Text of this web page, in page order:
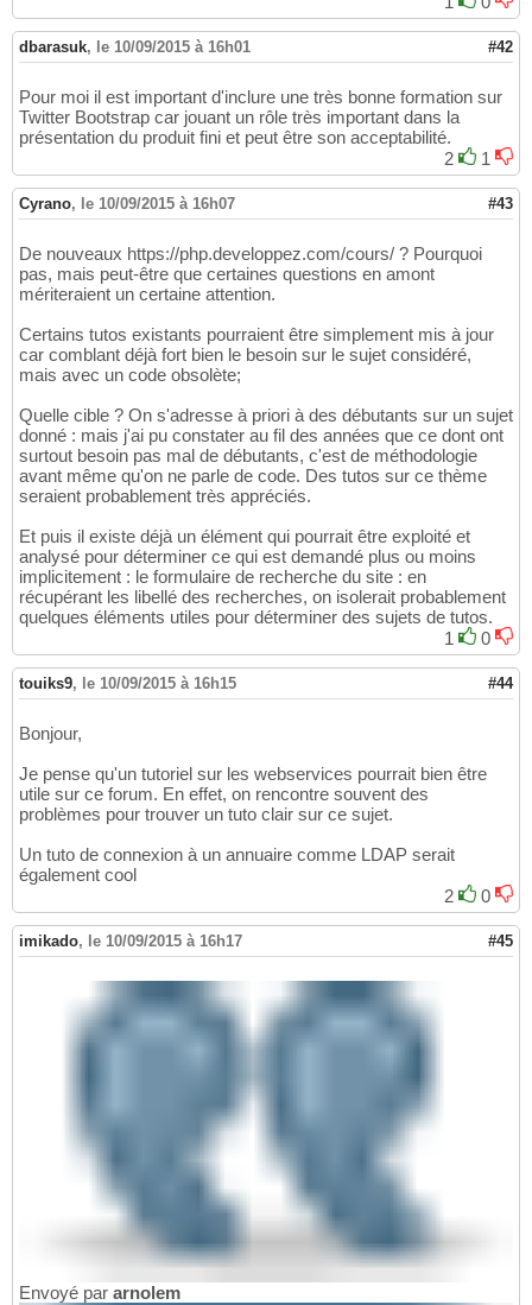
dbarasuk, le 10/09/2015 à 16h01 #42
Pour moi il est important d'inclure une très bonne formation sur
Twitter Bootstrap car jouant un rôle très important dans la
présentation du produit fini et peut être son acceptabilité.
2
1
Cyrano, le 10/09/2015 à 16h07 #43
De nouveaux https://php.developpez.com/cours/ ? Pourquoi
pas, mais peut-être que certaines questions en amont
mériteraient un certaine attention.
Certains tutos existants pourraient être simplement mis à jour
car comblant déjà fort bien le besoin sur le sujet considéré,
mais avec un code obsolète;
Quelle cible ? On s'adresse à priori à des débutants sur un sujet
donné : mais j'ai pu constater au fil des années que ce dont ont
surtout besoin pas mal de débutants, c'est de méthodologie
avant même qu'on ne parle de code. Des tutos sur ce thème
seraient probablement très appréciés.
Et puis il existe déjà un élément qui pourrait être exploité et
analysé pour déterminer ce qui est demandé plus ou moins
implicitement : le formulaire de recherche du site : en
récupérant les libellé des recherches, on isolerait probablement
quelques éléments utiles pour déterminer des sujets de tutos.
1
0
touiks9, le 10/09/2015 à 16h15 #44
Bonjour,
Je pense qu'un tutoriel sur les webservices pourrait bien être
utile sur ce forum. En effet, on rencontre souvent des
problèmes pour trouver un tuto clair sur ce sujet.
Un tuto de connexion à un annuaire comme LDAP serait
également cool
2
0
imikado, le 10/09/2015 à 16h17 #45
Envoyé par arnolem